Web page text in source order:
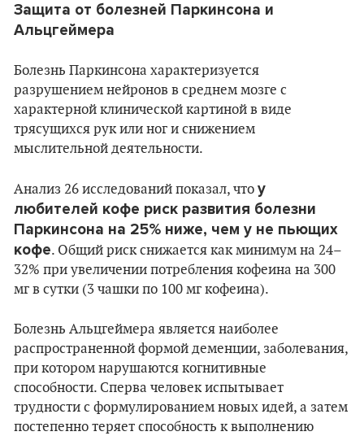
Защита от болезней Паркинсона и
Альцгеймера
Болезнь Паркинсона характеризуется
разрушением нейронов в среднем мозге с
характерной клинической картиной в виде
трясущихся рук или ног и снижением
мыслительной деятельности.
Анализ 26 исследований показал, что у
любителей кофе риск развития болезни
Паркинсона на 25% ниже, чем у не пьющих
кофе. Общий риск снижается как минимум на 24–
32% при увеличении потребления кофеина на 300
мг в сутки (3 чашки по 100 мг кофеина).
Болезнь Альцгеймера является наиболее
распространенной формой деменции, заболевания,
при котором нарушаются когнитивные
способности. Сперва человек испытывает
трудности с формулированием новых идей, а затем
постепенно теряет способность к выполнению